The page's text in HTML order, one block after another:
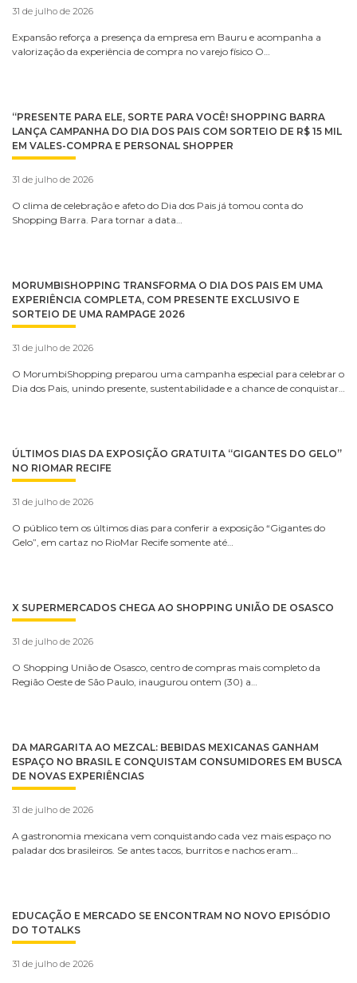
31 de julho de 2026
Expansão reforça a presença da empresa em Bauru e acompanha a
valorização da experiência de compra no varejo físico O…
“PRESENTE PARA ELE, SORTE PARA VOCÊ! SHOPPING BARRA
LANÇA CAMPANHA DO DIA DOS PAIS COM SORTEIO DE R$ 15 MIL
EM VALES-COMPRA E PERSONAL SHOPPER
31 de julho de 2026
O clima de celebração e afeto do Dia dos Pais já tomou conta do
Shopping Barra. Para tornar a data…
MORUMBISHOPPING TRANSFORMA O DIA DOS PAIS EM UMA
EXPERIÊNCIA COMPLETA, COM PRESENTE EXCLUSIVO E
SORTEIO DE UMA RAMPAGE 2026
31 de julho de 2026
O MorumbiShopping preparou uma campanha especial para celebrar o
Dia dos Pais, unindo presente, sustentabilidade e a chance de conquistar…
ÚLTIMOS DIAS DA EXPOSIÇÃO GRATUITA “GIGANTES DO GELO”
NO RIOMAR RECIFE
31 de julho de 2026
O público tem os últimos dias para conferir a exposição “Gigantes do
Gelo”, em cartaz no RioMar Recife somente até…
X SUPERMERCADOS CHEGA AO SHOPPING UNIÃO DE OSASCO
31 de julho de 2026
O Shopping União de Osasco, centro de compras mais completo da
Região Oeste de São Paulo, inaugurou ontem (30) a…
DA MARGARITA AO MEZCAL: BEBIDAS MEXICANAS GANHAM
ESPAÇO NO BRASIL E CONQUISTAM CONSUMIDORES EM BUSCA
DE NOVAS EXPERIÊNCIAS
31 de julho de 2026
A gastronomia mexicana vem conquistando cada vez mais espaço no
paladar dos brasileiros. Se antes tacos, burritos e nachos eram…
EDUCAÇÃO E MERCADO SE ENCONTRAM NO NOVO EPISÓDIO
DO TOTALKS
31 de julho de 2026